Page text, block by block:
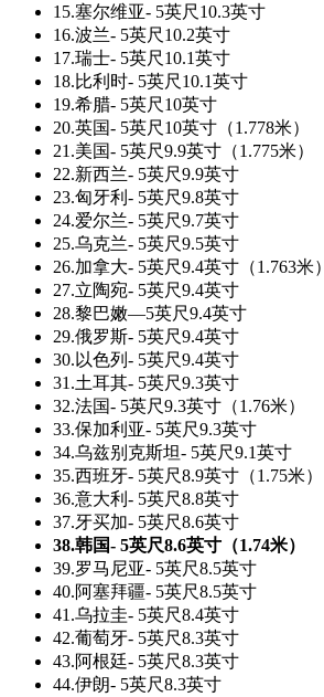
15.塞尔维亚- 5英尺10.3英寸
16.波兰- 5英尺10.2英寸
17.瑞士- 5英尺10.1英寸
18.比利时- 5英尺10.1英寸
19.希腊- 5英尺10英寸
20.英国- 5英尺10英寸（1.778米）
21.美国- 5英尺9.9英寸（1.775米）
22.新西兰- 5英尺9.9英寸
23.匈牙利- 5英尺9.8英寸
24.爱尔兰- 5英尺9.7英寸
25.乌克兰- 5英尺9.5英寸
26.加拿大- 5英尺9.4英寸（1.763米）
27.立陶宛- 5英尺9.4英寸
28.黎巴嫩—5英尺9.4英寸
29.俄罗斯- 5英尺9.4英寸
30.以色列- 5英尺9.4英寸
31.土耳其- 5英尺9.3英寸
32.法国- 5英尺9.3英寸（1.76米）
33.保加利亚- 5英尺9.3英寸
34.乌兹别克斯坦- 5英尺9.1英寸
35.西班牙- 5英尺8.9英寸（1.75米）
36.意大利- 5英尺8.8英寸
37.牙买加- 5英尺8.6英寸
38.韩国- 5英尺8.6英寸（1.74米）
39.罗马尼亚- 5英尺8.5英寸
40.阿塞拜疆- 5英尺8.5英寸
41.乌拉圭- 5英尺8.4英寸
42.葡萄牙- 5英尺8.3英寸
43.阿根廷- 5英尺8.3英寸
44.伊朗- 5英尺8.3英寸